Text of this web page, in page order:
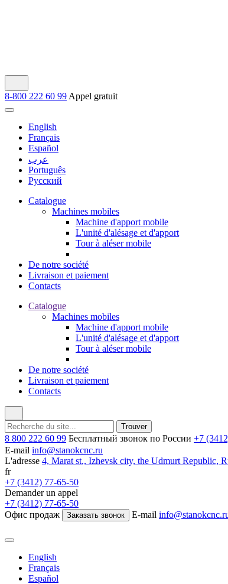
8-800 222 60 99 Appel gratuit
English
Français
Español
عرب
Português
Русский
Catalogue
Machines mobiles
Machine d'apport mobile
L'unité d'alésage et d'apport
Tour à aléser mobile
De notre société
Livraison et paiement
Contacts
Catalogue
Machines mobiles
Machine d'apport mobile
L'unité d'alésage et d'apport
Tour à aléser mobile
De notre société
Livraison et paiement
Contacts
8 800 222 60 99 Бесплатный звонок по России +7
E-mail info@stanokcnc.ru
L'adresse 4, Marat st., Izhevsk city, the Udmurt Republic,
fr
+7 (3412) 77-65-50
Demander un appel
+7 (3412) 77-65-50
Офис продаж
Заказать звонок E-mail
English
Français
Español